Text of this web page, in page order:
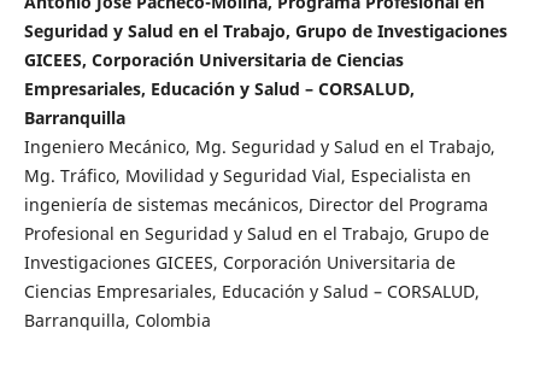
Seguridad y Salud en el Trabajo, Grupo de Investigaciones
GICEES, Corporación Universitaria de Ciencias
Empresariales, Educación y Salud – CORSALUD,
Barranquilla
Ingeniero Mecánico, Mg. Seguridad y Salud en el Trabajo,
Mg. Tráfico, Movilidad y Seguridad Vial, Especialista en
ingeniería de sistemas mecánicos, Director del Programa
Profesional en Seguridad y Salud en el Trabajo, Grupo de
Investigaciones GICEES, Corporación Universitaria de
Ciencias Empresariales, Educación y Salud – CORSALUD,
Barranquilla, Colombia